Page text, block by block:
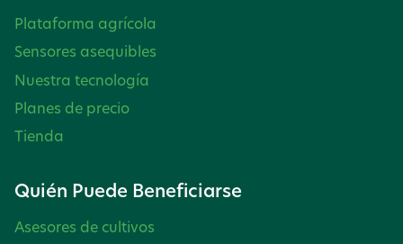
Plataforma agrícola
Sensores asequibles
Nuestra tecnología
Planes de precio
Tienda
Quién Puede Beneficiarse
Asesores de cultivos